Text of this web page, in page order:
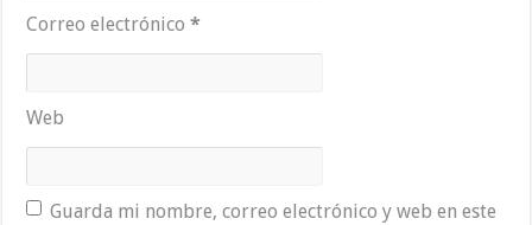
Correo electrónico*
Web
Guarda mi nombre, correo electrónico y web en este